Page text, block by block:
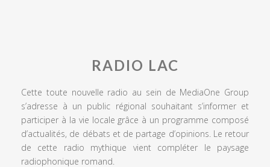
RADIO LAC
Cette toute nouvelle radio au sein de MediaOne Group
s’adresse à un public régional souhaitant s’informer et
participer à la vie locale grâce à un programme composé
d’actualités, de débats et de partage d’opinions. Le retour
de cette radio mythique vient compléter le paysage
radiophonique romand.